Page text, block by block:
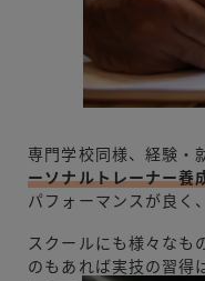
専門学校同様、経験・
ーソナルトレーナー養
パフォーマンスが良く
スクールにも様々なも
のもあれば実技の習得